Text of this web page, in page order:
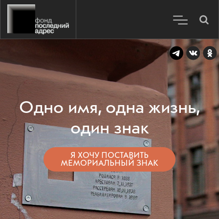
Одно имя, одна жизнь,
один знак
Я ХОЧУ ПОСТАВИТЬ
МЕМОРИАЛЬНЫЙ ЗНАК